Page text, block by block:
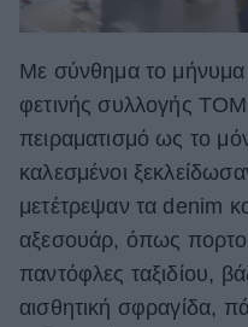
Με σύνθημα το μήνυμα
φετινής συλλογής
πειραματισμό ως το
καλεσμένοι
μετέτρεψαν τα denim
αξεσουάρ, όπως
παντόφλες ταξιδίου,
αισθητική σφραγίδα,